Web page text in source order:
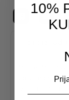
za više
10%